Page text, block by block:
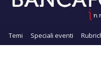
Temi Speciali eventi